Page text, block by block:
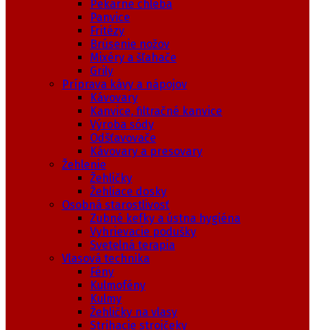
Pekárne chleba
Panvice
Fritézy
Brúsenie nožov
Mixéry a šľahače
Grily
Príprava kávy a nápojov
Kávovary
Kanvice, filtračné kanvice
Výroba sódy
Odšťavovače
Kávovary a presovary
Žehlenie
Žehličky
Žehliace dosky
Osobná starostlivosť
Zubné kefky a ústna hygiéna
Vyhrievacie podušky
Svetelná terapia
Vlasová technika
Fény
Kulmofény
Kulmy
Žehličky na vlasy
Strihacie strojčeky